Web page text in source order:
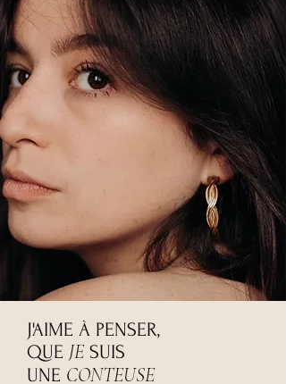
J'AIME À PENSER,
QUE JESUIS
UNE CONTEUSE